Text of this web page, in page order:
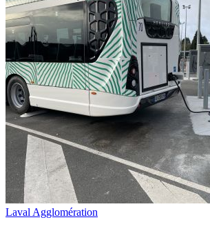
Laval Agglomération